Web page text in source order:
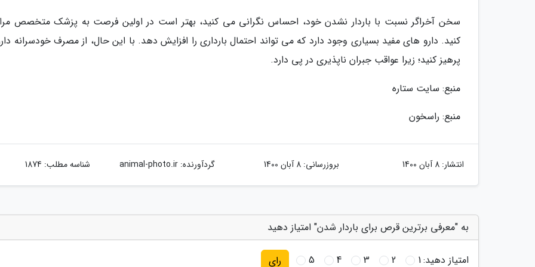
سخن آخراگر نسبت با باردار نشدن خود، احساس نگرانی می کنید، بهتر است در اولین فرصت به پزشک متخصص
کنید. دارو های مفید بسیاری وجود دارد که می تواند احتمال بارداری را افزایش دهد. با این حال، از مصرف خودسرانه
پرهیز کنید؛ زیرا عواقب جبران ناپذیری در پی دارد.
منبع: سایت ستاره
منبع: راسخون
انتشار: 8 آبان 1400 بروزرسانی: 8 آبان 1400 گردآورنده:animal-photo.ir شناسه مطلب: 1874
به "معرفی برترین قرص برای باردار شدن" امتیاز دهید
امتیاز دهید:1
2
3
4
5 رای